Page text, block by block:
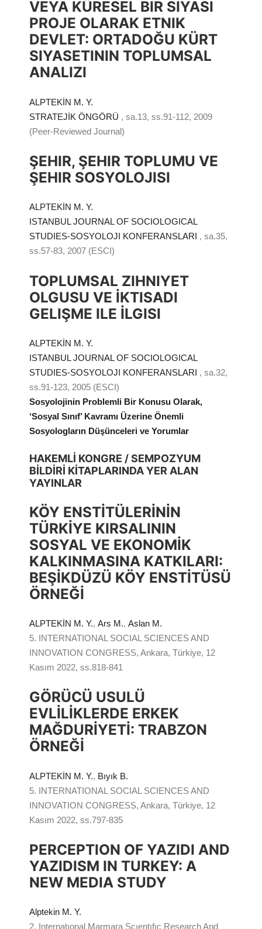
VEYA KÜRESEL BIR SIYASI
PROJE OLARAK ETNIK
DEVLET: ORTADOĞU KÜRT
SIYASETININ TOPLUMSAL
ANALIZI
ALPTEKİN M. Y.
STRATEJİK ÖNGÖRÜ , sa.13, ss.91-112, 2009
(Peer-Reviewed Journal)
ŞEHIR, ŞEHIR TOPLUMU VE
ŞEHIR SOSYOLOJISI
ALPTEKİN M. Y.
ISTANBUL JOURNAL OF SOCIOLOGICAL
STUDIES-SOSYOLOJI KONFERANSLARI , sa.35,
ss.57-83, 2007 (ESCI)
TOPLUMSAL ZIHNIYET
OLGUSU VE İKTISADI
GELIŞME ILE İLGISI
ALPTEKİN M. Y.
ISTANBUL JOURNAL OF SOCIOLOGICAL
STUDIES-SOSYOLOJI KONFERANSLARI , sa.32,
ss.91-123, 2005 (ESCI)
Sosyolojinin Problemli Bir Konusu Olarak,
‘Sosyal Sınıf’ Kavramı Üzerine Önemli
Sosyologların Düşünceleri ve Yorumlar
HAKEMLİ KONGRE / SEMPOZYUM
BİLDİRİ KİTAPLARINDA YER ALAN
YAYINLAR
KÖY ENSTİTÜLERİNİN
TÜRKİYE KIRSALININ
SOSYAL VE EKONOMİK
KALKINMASINA KATKILARI:
BEŞİKDÜZÜ KÖY ENSTİTÜSÜ
ÖRNEĞİ
ALPTEKİN M. Y., Ars M., Aslan M.
5. INTERNATIONAL SOCIAL SCIENCES AND
INNOVATION CONGRESS, Ankara, Türkiye, 12
Kasım 2022, ss.818-841
GÖRÜCÜ USULÜ
EVLİLİKLERDE ERKEK
MAĞDURİYETİ: TRABZON
ÖRNEĞİ
ALPTEKİN M. Y., Bıyık B.
5. INTERNATIONAL SOCIAL SCIENCES AND
INNOVATION CONGRESS, Ankara, Türkiye, 12
Kasım 2022, ss.797-835
PERCEPTION OF YAZIDI AND
YAZIDISM IN TURKEY: A
NEW MEDIA STUDY
Alptekin M. Y.
2. Internatıonal Marmara Scıentıfıc Research And